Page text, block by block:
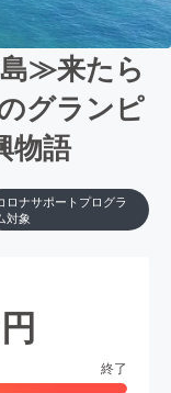
≫来たら
グランピ
物語
ロナサポートプログラ
対象
円
終了